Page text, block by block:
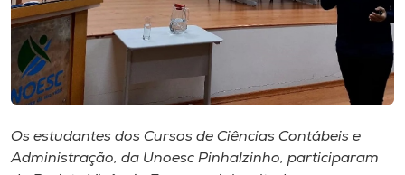
CPA
Biblioteca
Os estudantes dos Cursos de Ciências Contábeis e
Administração, da Unoesc Pinhalzinho, participaram